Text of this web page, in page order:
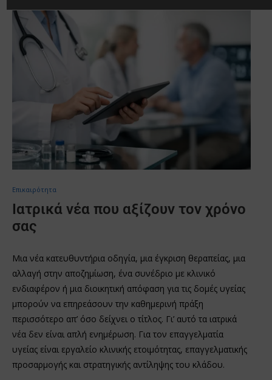
Επικαιρότητα
Ιατρικά νέα που αξίζουν τον χρόνο
σας
Μια νέα κατευθυντήρια οδηγία, μια έγκριση θεραπείας, μια
αλλαγή στην αποζημίωση, ένα συνέδριο με κλινικό
ενδιαφέρον ή μια διοικητική απόφαση για τις δομές υγείας
μπορούν να επηρεάσουν την καθημερινή πράξη
περισσότερο απ’ όσο δείχνει ο τίτλος. Γι’ αυτό τα ιατρικά
νέα δεν είναι απλή ενημέρωση. Για τον επαγγελματία
υγείας είναι εργαλείο κλινικής ετοιμότητας, επαγγελματικής
προσαρμογής και στρατηγικής αντίληψης του κλάδου.